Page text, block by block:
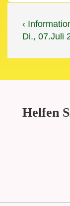
Vorheriger
Beitrag
‹
Di., 07.Juli
Helfen